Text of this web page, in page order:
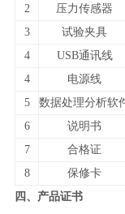
2
压力传感器
3
试验夹具
4
USB通讯线
4
电源线
5
数据处理分析软
6
说明书
7
合格证
8
保修卡
四、产品证书